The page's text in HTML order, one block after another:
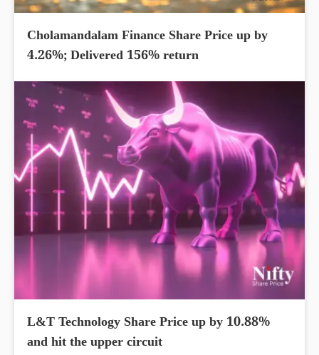
Cholamandalam Finance Share Price up by
4.26%; Delivered 156% return
L&T Technology Share Price up by 10.88%
and hit the upper circuit